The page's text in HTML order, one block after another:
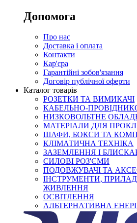
Допомога
Про нас
Доставка і оплата
Контакти
Кар'єра
Гарантійні зобов'язання
Договір публічної оферти
Каталог товарів
РОЗЕТКИ ТА ВИМИКАЧІ
КАБЕЛЬНО-
НИЗКОВОЛЬТНЕ
МАТЕРІАЛИ ДЛЯ
ШАФИ, БОКСИ ТА
КЛІМАТИЧНА ТЕХНІКА
ЗАЗЕМЛЕННЯ І
СИЛОВІ РОЗ'ЄМИ
ПОДОВЖУВАЧІ ТА
ІНСТРУМЕНТИ,
ЖИВЛЕННЯ
ОСВІТЛЕННЯ
АЛЬТЕРНАТИВНА